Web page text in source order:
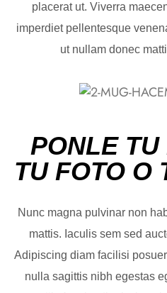
placerat ut. Viverra
imperdiet pellentesque
ut nullam donec
PONLE TU
TU FOTO O
Nunc magna pulvinar non
mattis. Iaculis sem sed
Adipiscing diam facilisi
nulla sagittis nibh egestas